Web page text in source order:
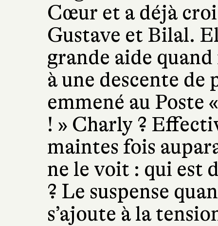
Cœur et a déjà
Gustave et Bilal.
grande aide
à une descente de
emmené au Poste
! » Charly ?
maintes fois
ne le voit : qui est
? Le suspense
s’ajoute à la